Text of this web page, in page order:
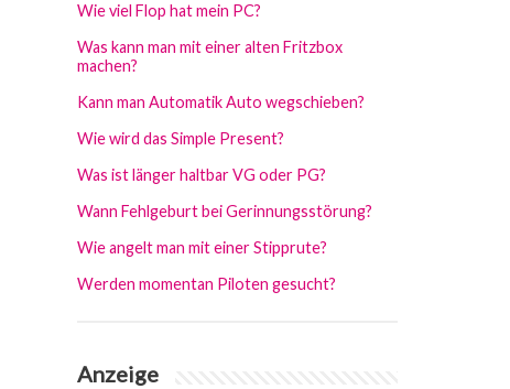
Wie viel Flop hat mein PC?
Was kann man mit einer alten Fritzbox
machen?
Kann man Automatik Auto wegschieben?
Wie wird das Simple Present?
Was ist länger haltbar VG oder PG?
Wann Fehlgeburt bei Gerinnungsstörung?
Wie angelt man mit einer Stipprute?
Werden momentan Piloten gesucht?
Anzeige